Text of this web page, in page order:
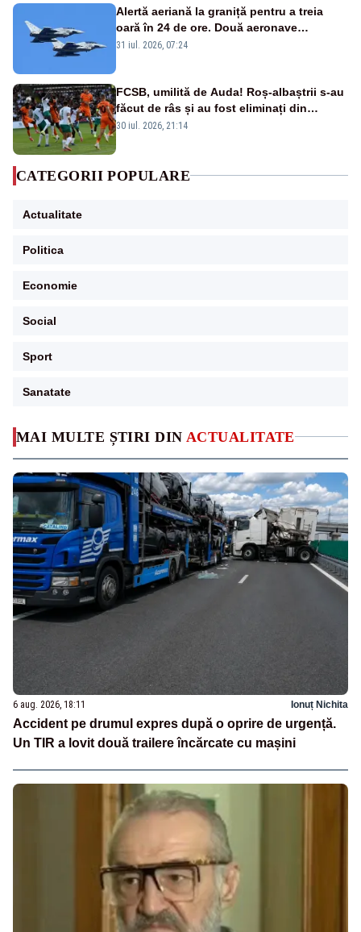
MAI MULTE ȘTIRI DIN ACTUALITATE
6 aug. 2026, 18:11 Ionuț Nichita
Accident pe drumul expres după o oprire de urgență.
Un TIR a lovit două trailere încărcate cu mașini
Alertă aeriană la graniță pentru a treia
oară în 24 de ore. Două aeronave
Eurofighter britanice au fost ridicate de la
31 iul. 2026, 07:24
FCSB, umilită de Auda! Roș-albaștrii s-au
făcut de râs și au fost eliminați din
Conference League
30 iul. 2026, 21:14
CATEGORII POPULARE
Actualitate
Politica
Economie
Social
Sport
Sanatate